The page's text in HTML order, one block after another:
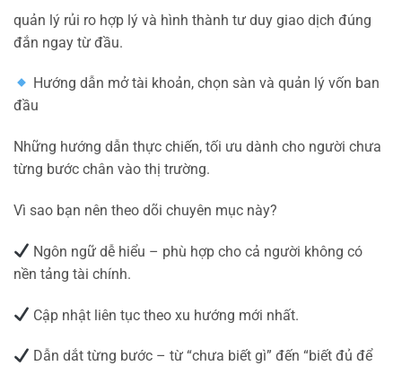
quản lý rủi ro hợp lý và hình thành tư duy giao dịch đúng
đắn ngay từ đầu.
Hướng dẫn mở tài khoản, chọn sàn và quản lý vốn ban
đầu
Những hướng dẫn thực chiến, tối ưu dành cho người chưa
từng bước chân vào thị trường.
Vì sao bạn nên theo dõi chuyên mục này?
Ngôn ngữ dễ hiểu – phù hợp cho cả người không có
nền tảng tài chính.
Cập nhật liên tục theo xu hướng mới nhất.
Dẫn dắt từng bước – từ “chưa biết gì” đến “biết đủ để